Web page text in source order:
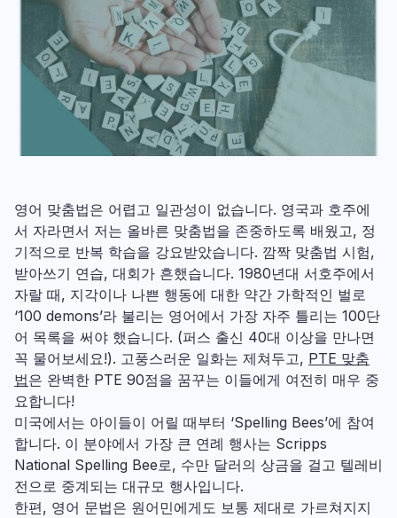
영어 맞춤법은 어렵고 일관성이 없습니다. 영국과 호주에
서 자라면서 저는 올바른 맞춤법을 존중하도록 배웠고, 정
기적으로 반복 학습을 강요받았습니다. 깜짝 맞춤법 시험,
받아쓰기 연습, 대회가 흔했습니다. 1980년대 서호주에서
자랄 때, 지각이나 나쁜 행동에 대한 약간 가학적인 벌로
‘100 demons’라 불리는 영어에서 가장 자주 틀리는 100단
어 목록을 써야 했습니다. (퍼스 출신 40대 이상을 만나면
꼭 물어보세요!). 고풍스러운 일화는 제쳐두고, PTE 맞춤
법은 완벽한 PTE 90점을 꿈꾸는 이들에게 여전히 매우 중
요합니다!
미국에서는 아이들이 어릴 때부터 ‘Spelling Bees’에 참여
합니다. 이 분야에서 가장 큰 연례 행사는 Scripps
National Spelling Bee로, 수만 달러의 상금을 걸고 텔레비
전으로 중계되는 대규모 행사입니다.
한편, 영어 문법은 원어민에게도 보통 제대로 가르쳐지지